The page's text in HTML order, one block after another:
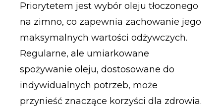
Priorytetem jest wybór oleju tłoczonego
na zimno, co zapewnia zachowanie jego
maksymalnych wartości odżywczych.
Regularne, ale umiarkowane
spożywanie oleju, dostosowane do
indywidualnych potrzeb, może
przynieść znaczące korzyści dla zdrowia.